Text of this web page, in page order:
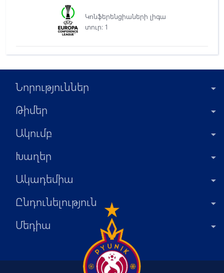
Կոնֆերենցիաների լիգա
տուր: 1
Նորություններ
Թիմեր
Ակումբ
Խաղեր
Ակադեմիա
Ընդունելություն
Մեդիա